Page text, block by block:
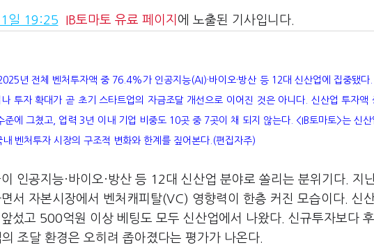
일 19:25 IB토마토 유료 페이지 에 노출된 기사입니다.
년 전체 벤처투자액 중 76.4%가 인공지능(AI)·바이오·방산 등 12대 신산업에 집중됐다
투자 확대가 곧 초기 스타트업의 자금조달 개선으로 이어진 것은 아니다. 신산업 투자액
에 그쳤고, 업력 3년 이내 기업 비중도 10곳 중 7곳이 채 되지 않는다. <IB토마토>는 신산
벤처투자 시장의 구조적 변화와 한계를 짚어본다.(편집자주)
인공지능·바이오·방산 등 12대 신산업 분야로 쏠리는 분위기다. 지
서 자본시장에서 벤처캐피탈(VC) 영향력이 한층 커진 모습이다. 신
섰고 500억원 이상 베팅도 모두 신산업에서 나왔다. 신규투자보다 후
조달 환경은 오히려 좁아졌다는 평가가 나온다.